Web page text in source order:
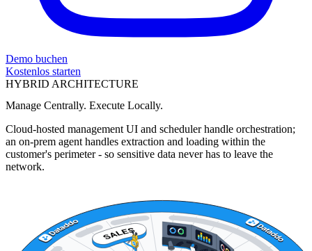
Demo buchen
Kostenlos starten
HYBRID ARCHITECTURE
Manage Centrally. Execute Locally.
Cloud-hosted management UI and scheduler handle orchestration;
an on-prem agent handles extraction and loading within the
customer's perimeter - so sensitive data never has to leave the
network.